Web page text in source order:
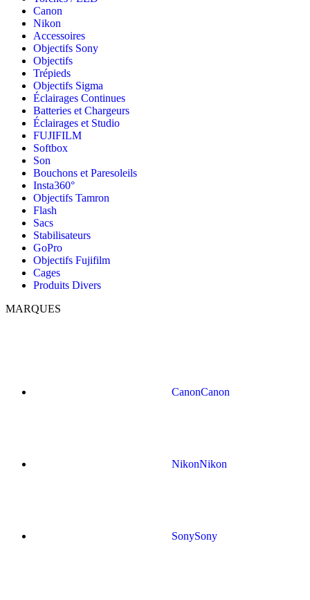
Canon
Nikon
Accessoires
Objectifs Sony
Objectifs
Trépieds
Objectifs Sigma
Éclairages Continues
Batteries et Chargeurs
Éclairages et Studio
FUJIFILM
Softbox
Son
Bouchons et Paresoleils
Insta360°
Objectifs Tamron
Flash
Sacs
Stabilisateurs
GoPro
Objectifs Fujifilm
Cages
Produits Divers
MARQUES
CanonCanon
NikonNikon
SonySony